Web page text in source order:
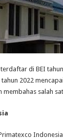
di BEI
2022
salah